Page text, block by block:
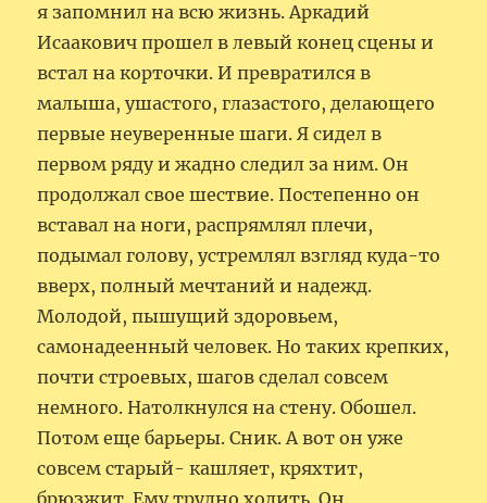
я запомнил на всю жизнь. Аркадий
Исаакович прошел в левый конец сцены и
встал на корточки. И превратился в
малыша, ушастого, глазастого, делающего
первые неуверенные шаги. Я сидел в
первом ряду и жадно следил за ним. Он
продолжал свое шествие. Постепенно он
вставал на ноги, распрямлял плечи,
подымал голову, устремлял взгляд куда-то
вверх, полный мечтаний и надежд.
Молодой, пышущий здоровьем,
самонадеенный человек. Но таких крепких,
почти строевых, шагов сделал совсем
немного. Натолкнулся на стену. Обошел.
Потом еще барьеры. Сник. А вот он уже
совсем старый- кашляет, кряхтит,
брюзжит. Ему трудно ходить. Он